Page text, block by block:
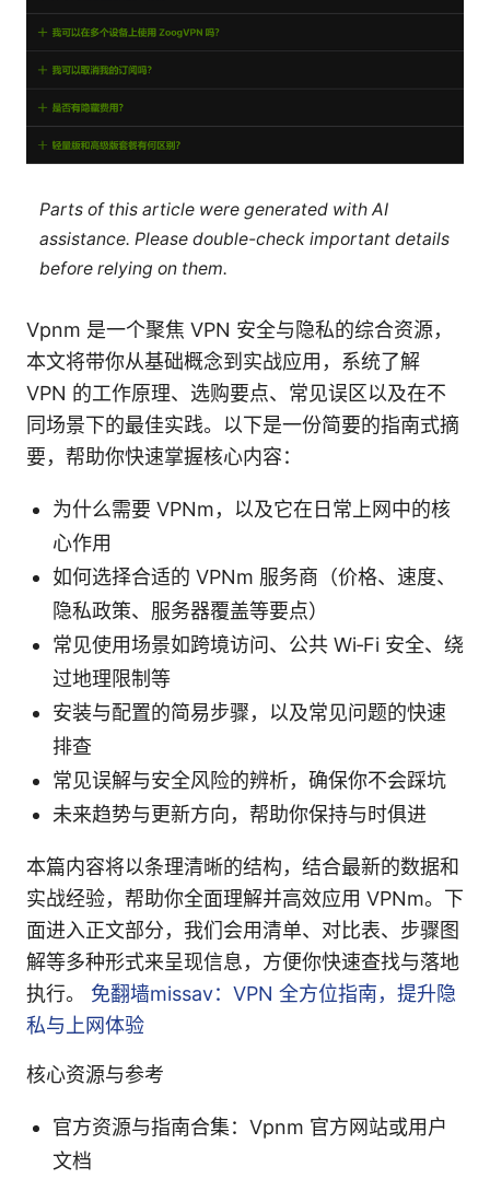
Parts of this article were generated with AI
assistance. Please double-check important details
before relying on them.
Vpnm 是一个聚焦 VPN 安全与隐私的综合资源，
本文将带你从基础概念到实战应用，系统了解
VPN 的工作原理、选购要点、常见误区以及在不
同场景下的最佳实践。以下是一份简要的指南式摘
要，帮助你快速掌握核心内容：
为什么需要 VPNm，以及它在日常上网中的核
心作用
如何选择合适的 VPNm 服务商（价格、速度、
隐私政策、服务器覆盖等要点）
常见使用场景如跨境访问、公共 Wi‑Fi 安全、绕
过地理限制等
安装与配置的简易步骤，以及常见问题的快速
排查
常见误解与安全风险的辨析，确保你不会踩坑
未来趋势与更新方向，帮助你保持与时俱进
本篇内容将以条理清晰的结构，结合最新的数据和
实战经验，帮助你全面理解并高效应用 VPNm。下
面进入正文部分，我们会用清单、对比表、步骤图
解等多种形式来呈现信息，方便你快速查找与落地
执行。 免翻墙missav：VPN 全方位指南，提升隐
私与上网体验
核心资源与参考
官方资源与指南合集：Vpnm 官方网站或用户
文档